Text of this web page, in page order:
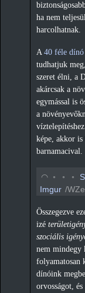
ha nem
harcolhatnak.
A 40 féle dínó
tudhatjuk
szeret élni, a
akárcsak a
egymással is
a
képe, akkor
barnamacival.
◡ ◦ ◦ ◦
Imgur /
Összegezve
izé
szociális
nem mindegy
folyamatosan
dínóink
orvosságot,